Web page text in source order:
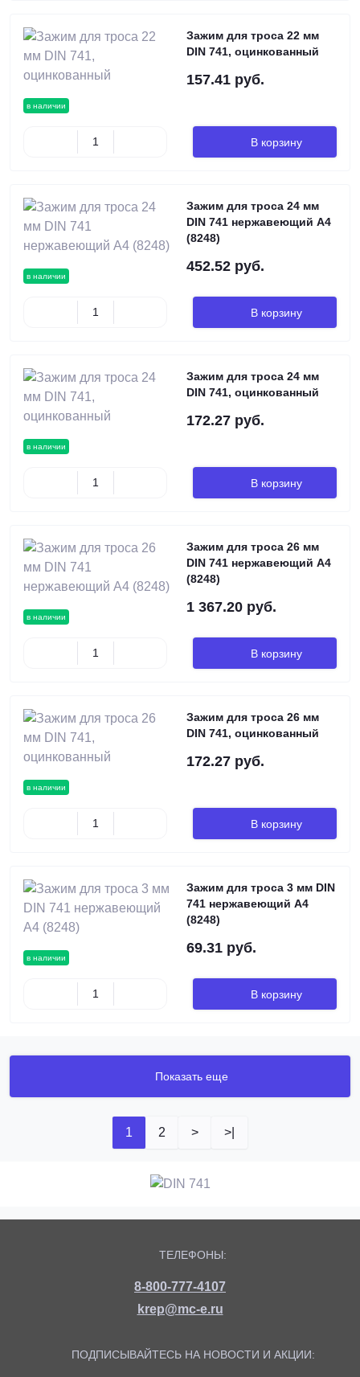
в наличии
Зажим для троса 22 мм
DIN 741, оцинкованный
157.41 руб.
В корзину
в наличии
Зажим для троса 24 мм
DIN 741 нержавеющий А4
(8248)
452.52 руб.
В корзину
в наличии
Зажим для троса 24 мм
DIN 741, оцинкованный
172.27 руб.
В корзину
в наличии
Зажим для троса 26 мм
DIN 741 нержавеющий А4
(8248)
1 367.20 руб.
В корзину
в наличии
Зажим для троса 26 мм
DIN 741, оцинкованный
172.27 руб.
В корзину
в наличии
Зажим для троса 3 мм DIN
741 нержавеющий А4
(8248)
69.31 руб.
В корзину
Показать еще
1 2 > >|
ТЕЛЕФОНЫ:
8-800-777-4107
krep@mc-e.ru
ПОДПИСЫВАЙТЕСЬ НА НОВОСТИ И АКЦИИ: